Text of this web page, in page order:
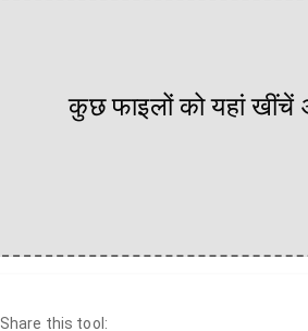
कुछ फाइलों को यहां
Share this tool: